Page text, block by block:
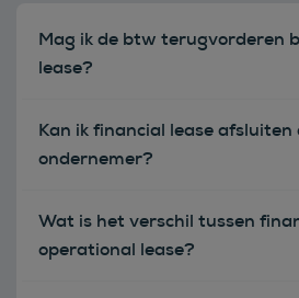
Mag ik de btw terugvorderen
lease?
Kan ik financial lease
ondernemer?
Wat is het verschil tussen
operational lease?